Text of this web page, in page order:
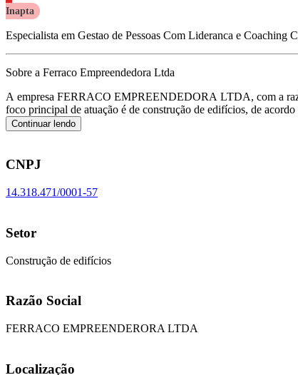
Inapta
Especialista em Gestao de Pessoas Com Lideranca e
Sobre a Ferraco Empreendedora Ltda
A empresa FERRACO EMPREENDEDORA LTDA, com a
foco principal de atuação é de construção de edifícios, de
Continuar lendo
CNPJ
14.318.471/0001-57
Setor
Construção de edifícios
Razão Social
FERRACO EMPREENDERORA LTDA
Localização